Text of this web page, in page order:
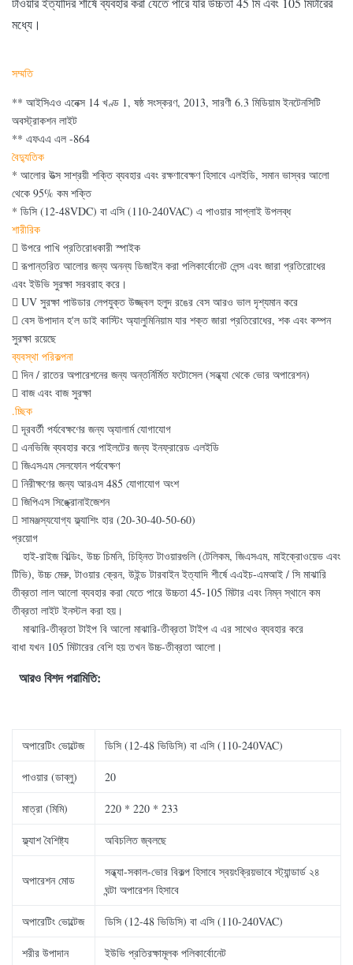
মধ্যে।
সম্মতি
** আইসিএও এনেক্স 14 খণ্ড 1, ষষ্ঠ সংস্করণ, 2013, সারণী 6.3 মিডিয়াম ইনটেনসিটি
অবস্ট্রাকশন লাইট
** এফএএ এল -864
বৈদ্যুতিক
* আলোর উত্স সাশ্রয়ী শক্তি ব্যবহার এবং রক্ষণাবেক্ষণ হিসাবে এলইডি, সমান ভাস্বর আলো
থেকে 95% কম শক্তি
* ডিসি (12-48VDC) বা এসি (110-240VAC) এ পাওয়ার সাপ্লাই উপলব্ধ
শারীরিক
 উপরে পাখি প্রতিরোধকারী স্পাইক
রূপান্তরিত আলোর জন্য অনন্য ডিজাইন করা পলিকার্বোনেট লেন্স এবং জারা প্রতিরোধের
এবং ইউভি সুরক্ষা সরবরাহ করে।
 UV সুরক্ষা পাউডার লেপযুক্ত উজ্জ্বল হলুদ রঙের বেস আরও ভাল দৃশ্যমান করে
 বেস উপাদান হ'ল ডাই কাস্টিং অ্যালুমিনিয়াম যার শক্ত জারা প্রতিরোধের, শক এবং কম্পন
সুরক্ষা রয়েছে
ব্যবস্থা পরিকল্পনা
 দিন / রাতের অপারেশনের জন্য অন্তর্নির্মিত ফটোসেল (সন্ধ্যা থেকে ভোর অপারেশন)
 বাজ এবং বাজ সুরক্ষা
.চ্ছিক
দূরবর্তী পর্যবেক্ষণের জন্য অ্যালার্ম যোগাযোগ
 এনভিজি ব্যবহার করে পাইলটের জন্য ইনফ্রারেড এলইডি
 জিএসএম সেলফোন পর্যবেক্ষণ
 নিরীক্ষণের জন্য আরএস 485 যোগাযোগ অংশ
 জিপিএস সিঙ্ক্রোনাইজেশন
 সামঞ্জস্যযোগ্য ফ্ল্যাশিং হার (20-30-40-50-60)
প্রয়োগ
হাই-রাইজ বিল্ডিং, উচ্চ চিমনি, চিহ্নিত টাওয়ারগুলি (টেলিকম, জিএসএম, মাইক্রোওয়েভ এবং
টিভি), উচ্চ মেরু, টাওয়ার ক্রেন, উইন্ড টারবাইন ইত্যাদি শীর্ষে এএইচ-এমআই / সি মাঝারি
তীব্রতা লাল আলো ব্যবহার করা যেতে পারে উচ্চতা 45-105 মিটার এবং নিম্ন স্থানে কম
তীব্রতা লাইট ইনস্টল করা হয়।
মাঝারি-তীব্রতা টাইপ বি আলো মাঝারি-তীব্রতা টাইপ এ এর ​​সাথেও ব্যবহার করে
বাধা যখন 105 মিটারের বেশি হয় তখন উচ্চ-তীব্রতা আলো।
আরও বিশদ পরামিতি:
অপারেটিং ভোল্টেজ ডিসি (12-48 ভিডিসি) বা এসি (110-240VAC)
পাওয়ার (ডাব্লু) 20
মাত্রা (মিমি) 220 * 220 * 233
ফ্ল্যাশ বৈশিষ্ট্য অবিচলিত জ্বলছে
অপারেশন মোড
সন্ধ্যা-সকাল-ভোর বিকল্প হিসাবে স্বয়ংক্রিয়ভাবে স্ট্যান্ডার্ড ২৪
ঘন্টা অপারেশন হিসাবে
অপারেটিং ভোল্টেজ ডিসি (12-48 ভিডিসি) বা এসি (110-240VAC)
শরীর উপাদান ইউভি প্রতিরক্ষামূলক পলিকার্বোনেট